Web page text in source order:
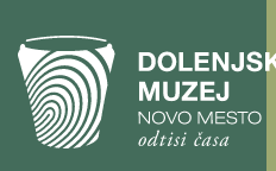
vsebinoNa
glavni
meni